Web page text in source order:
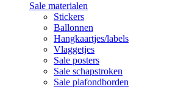
Sale materialen
Stickers
Ballonnen
Hangkaartjes/labels
Vlaggetjes
Sale posters
Sale schapstroken
Sale plafondborden